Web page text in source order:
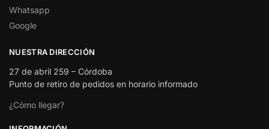
Whatsapp
Google
NUESTRA DIRECCIÓN
27 de abril 259 – Córdoba
Punto de retiro de pedidos en horario informado
¿Cómo llegar?